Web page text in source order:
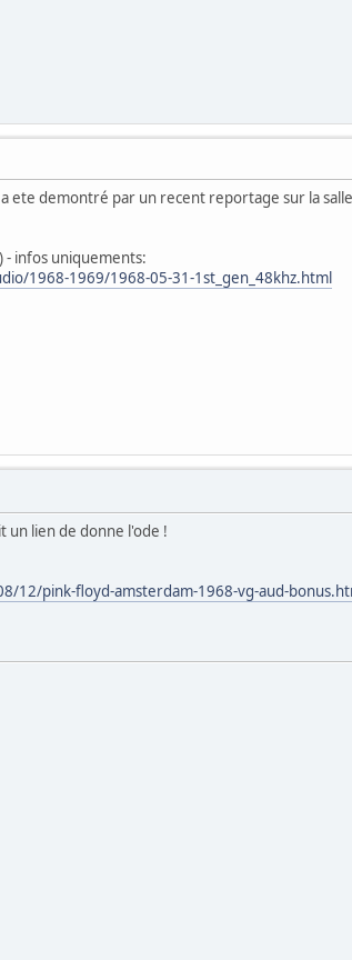
ete demontré par un recent reportage sur la
- infos uniquements:
1968-1969/1968-05-31-1st_gen_48khz.html
un lien de donne l'ode !
12/pink-floyd-amsterdam-1968-vg-aud-